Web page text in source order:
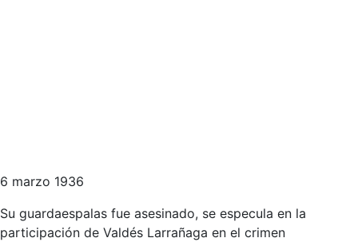
6 marzo 1936
Su guardaespalas fue asesinado, se especula en la
participación de Valdés Larrañaga en el crimen